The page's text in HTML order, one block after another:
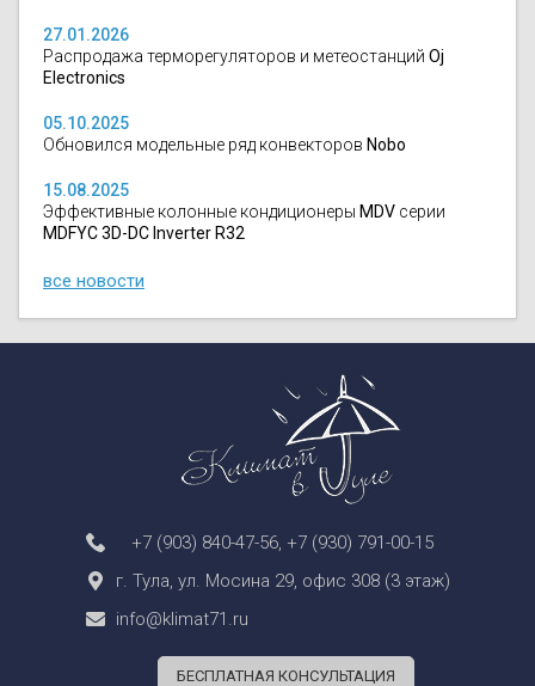
27.01.2026
Распродажа терморегуляторов и метеостанций Oj
Electronics
05.10.2025
Обновился модельные ряд конвекторов Nobo
15.08.2025
Эффективные колонные кондиционеры MDV серии
MDFYC 3D-DC Inverter R32
все новости
+7 (903) 840-47-56 +7 (930) 791-00-15
г. Тула, ул. Мосина 29, офис 308 (3 этаж)
info@klimat71.ru
БЕСПЛАТНАЯ КОНСУЛЬТАЦИЯ